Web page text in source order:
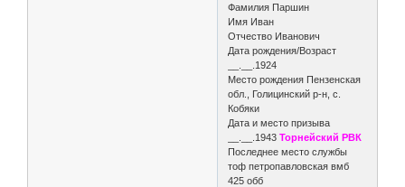
Фамилия Паршин
Имя Иван
Отчество Иванович
Дата рождения/Возраст
__.__.1924
Место рождения Пензенская
обл., Голицинский р-н, с.
Кобяки
Дата и место призыва
__.__.1943 Торнейский РВК
Последнее место службы
тоф петропавловская вмб
425 обб